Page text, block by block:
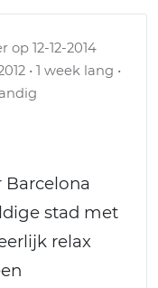
op 12-12-2014
• 1 week lang •
Barcelona
stad met
relax